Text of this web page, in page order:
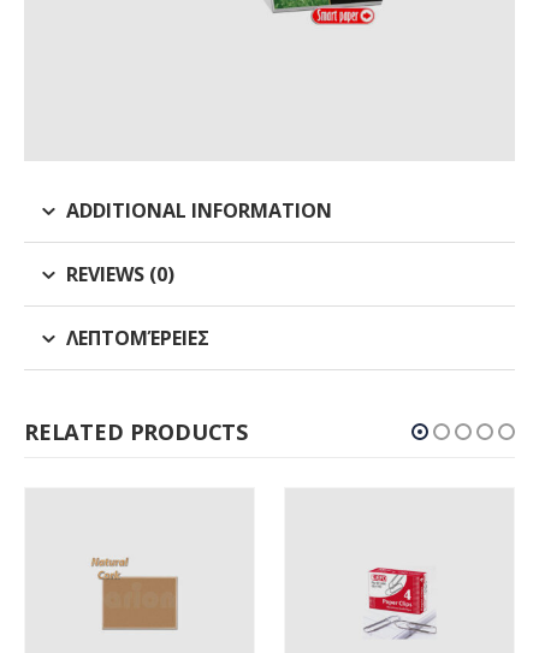
ADDITIONAL INFORMATION
REVIEWS (0)
ΛΕΠΤΟΜΈΡΕΙΕΣ
RELATED PRODUCTS